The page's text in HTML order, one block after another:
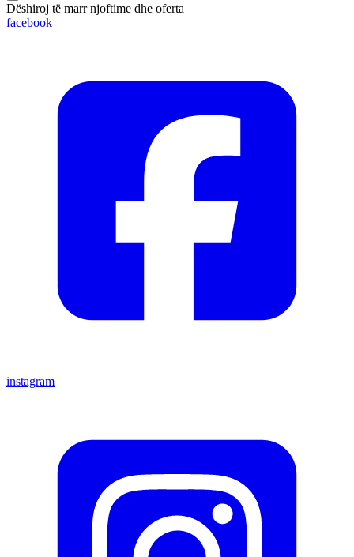
Dëshiroj të marr njoftime dhe oferta
facebook
instagram